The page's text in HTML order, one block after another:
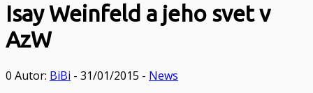
Isay Weinfeld a jeho svet v
AzW
0 Autor: BiBi - 31/01/2015 - News